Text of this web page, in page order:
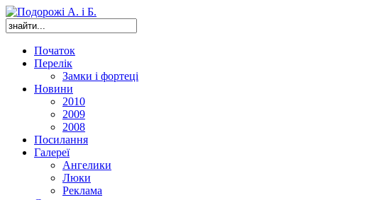
Початок
Перелік
Замки і фортеці
Новини
2010
2009
2008
Посилання
Галереї
Ангелики
Люки
Реклама